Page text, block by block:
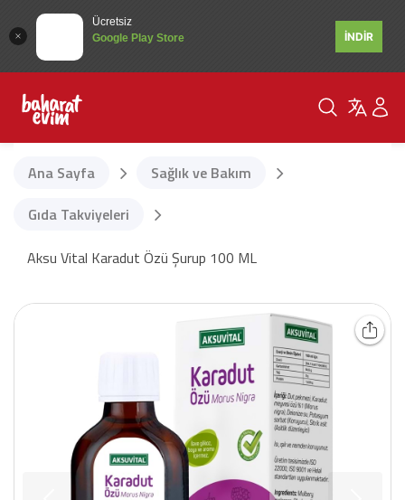
Ücretsiz
Google Play Store
İNDİR
Ana Sayfa
Sağlık ve Bakım
Gıda Takviyeleri
Aksu Vital Karadut Özü Şurup 100 ML